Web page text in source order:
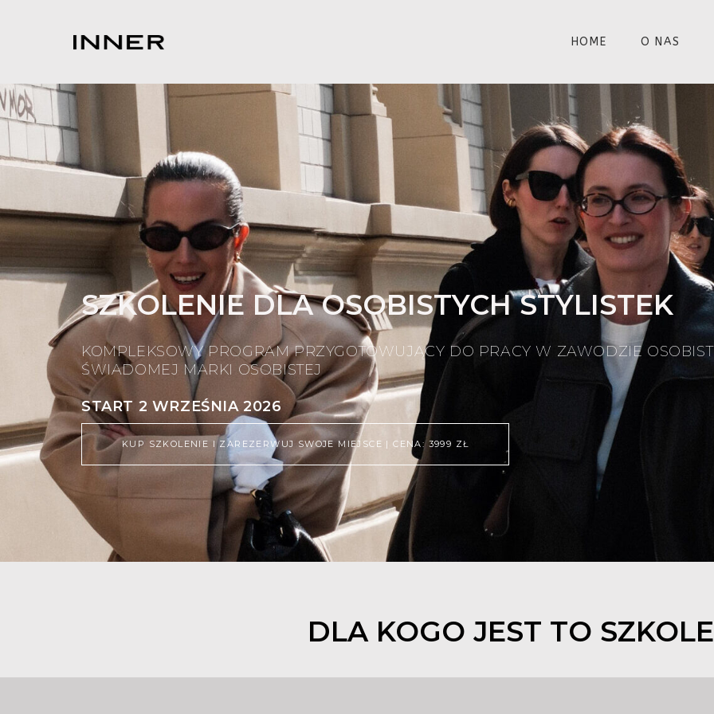
HOME O NAS
SZKOLENIE DLA OSOBISTYCH STYLISTEK
KUP SZKOLENIE I ZAREZERWUJ SWOJE MIEJSCE | CENA: 3999 ZŁ
KOMPLEKSOWY PROGRAM PRZYGOTOWUJĄCY DO PRACY W ZAWODZIE
ŚWIADOMEJ MARKI OSOBISTEJ
START 2 WRZEŚNIA 2026
DLA KOGO JEST TO